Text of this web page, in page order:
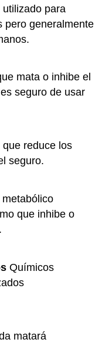
para
pero generalmente
mata o inhibe el
seguro de usar
reduce los
seguro.
que inhibe o
Químicos
matará